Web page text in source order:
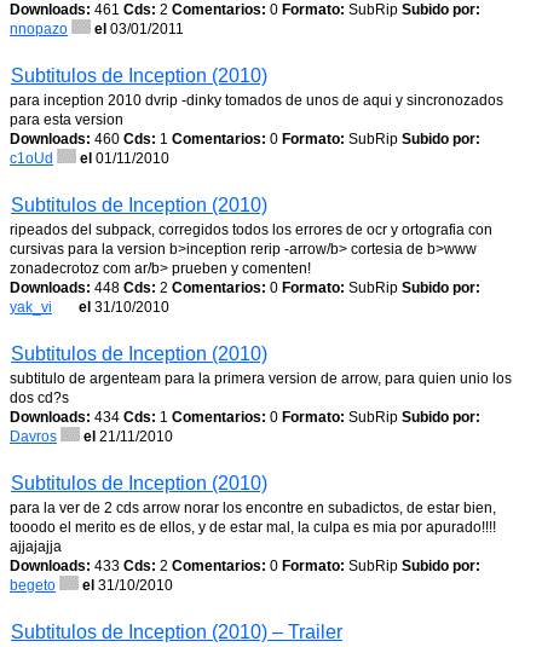
Downloads: 461 Cds: 2 Comentarios: 0 Formato: SubRip Subido por:
nnopazo
el 03/01/2011
Subtitulos de Inception (2010)
para inception 2010 dvrip -dinky tomados de unos de aqui y sincronozados
para esta version
Downloads: 460 Cds: 1 Comentarios: 0 Formato: SubRip Subido por:
c1oUd
el 01/11/2010
Subtitulos de Inception (2010)
ripeados del subpack, corregidos todos los errores de ocr y ortografia con
cursivas para la version b>inception rerip -arrow/b> cortesia de b>www
zonadecrotoz com ar/b> prueben y comenten!
Downloads: 448 Cds: 2 Comentarios: 0 Formato: SubRip Subido por:
yak_vi
el 31/10/2010
Subtitulos de Inception (2010)
subtitulo de argenteam para la primera version de arrow, para quien unio los
dos cd?s
Downloads: 434 Cds: 1 Comentarios: 0 Formato: SubRip Subido por:
Davros
el 21/11/2010
Subtitulos de Inception (2010)
para la ver de 2 cds arrow norar los encontre en subadictos, de estar bien,
tooodo el merito es de ellos, y de estar mal, la culpa es mia por apurado!!!!
ajjajajja
Downloads: 433 Cds: 2 Comentarios: 0 Formato: SubRip Subido por:
begeto
el 31/10/2010
Subtitulos de Inception (2010) – Trailer